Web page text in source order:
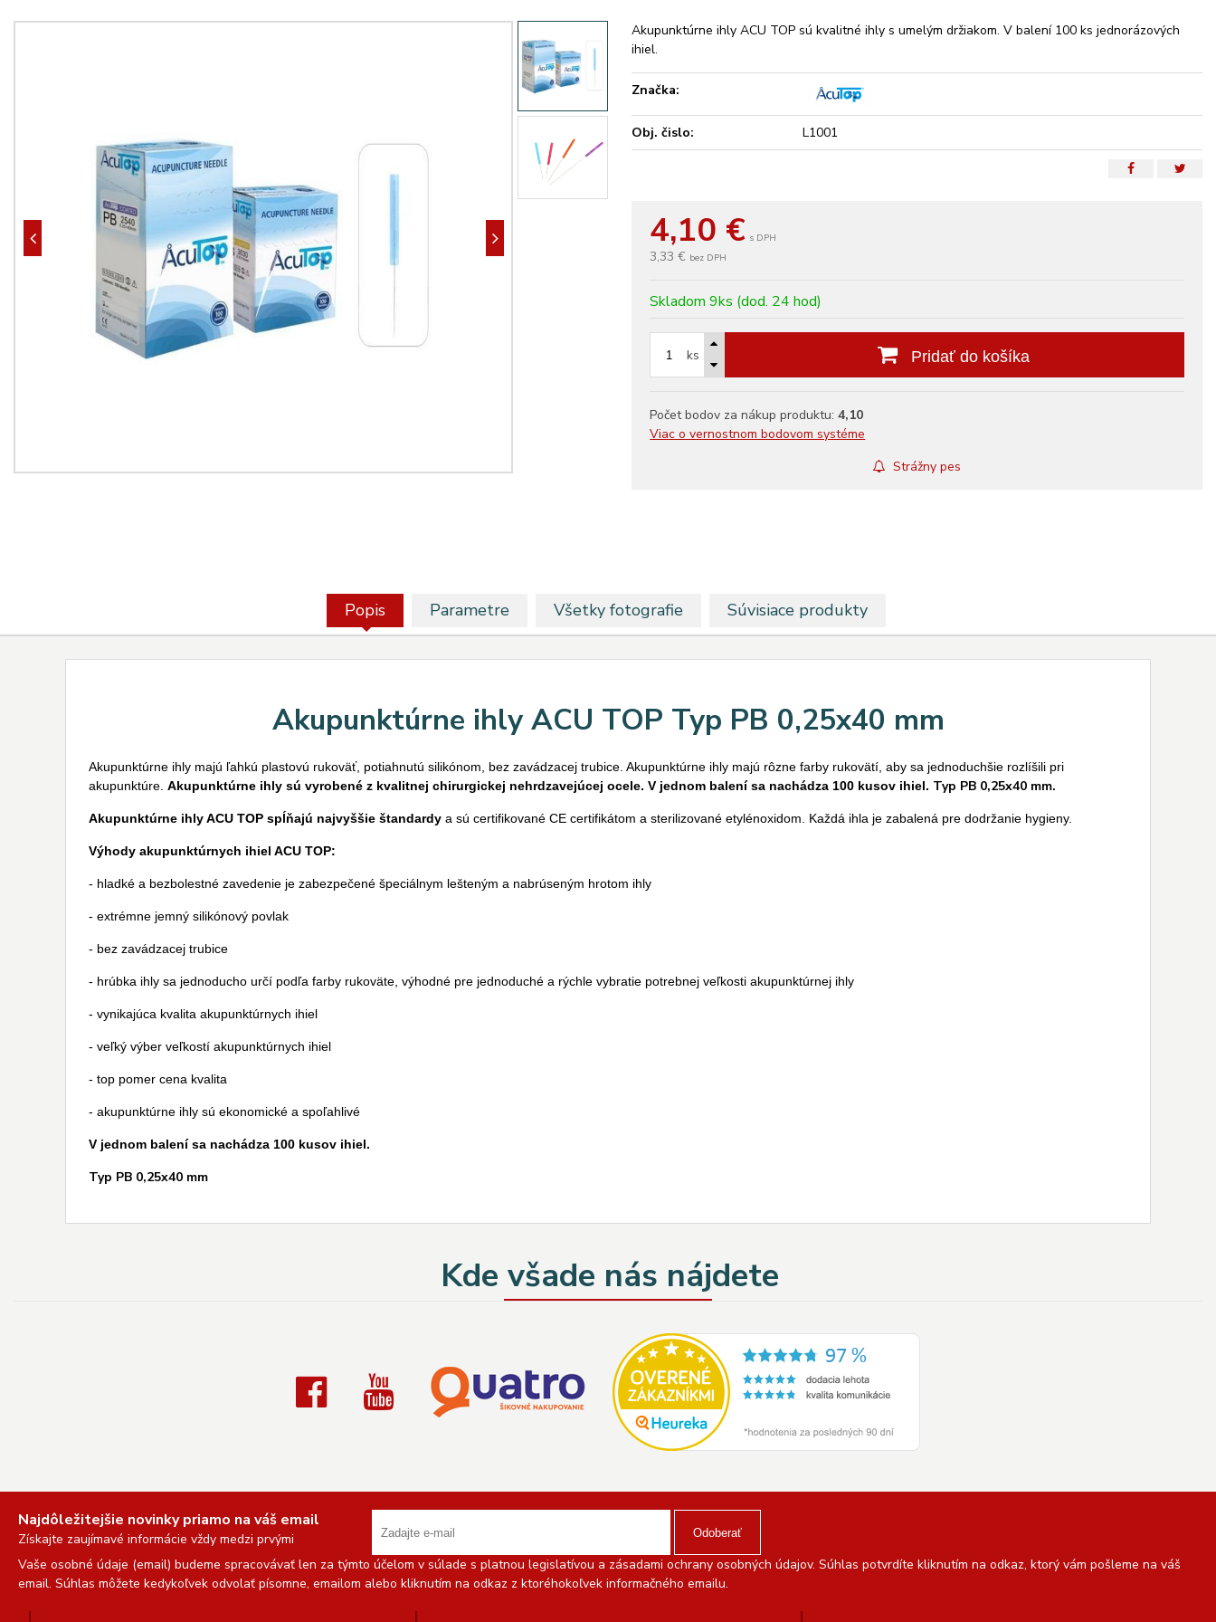
4,10 € s DPH
3,33 € bez DPH
Skladom 9ks (dod. 24 hod)
ks Pridať do košíka
Počet bodov za nákup produktu:4,10
Viac o vernostnom bodovom systéme
Strážny pes
Akupunktúrne ihly ACU TOP sú kvalitné ihly s umelým držiakom. V balení 100 ks jednorázových
ihiel.
Značka:
Obj. čislo: L1001
Popis Parametre Všetky fotografie Súvisiace produkty
Akupunktúrne ihly ACU TOP Typ PB 0,25x40 mm
Akupunktúrne ihly majú ľahkú plastovú rukoväť, potiahnutú silikónom, bez zavádzacej trubice. Akupunktúrne ihly majú rôzne farby rukovätí, aby sa jednoduchšie rozlíšili pri
akupunktúre. Akupunktúrne ihly sú vyrobené z kvalitnej chirurgickej nehrdzavejúcej ocele. V jednom balení sa nachádza 100 kusov ihiel. Typ PB 0,25x40 mm.
Akupunktúrne ihly ACU TOP spĺňajú najvyššie štandardy a sú certifikované CE certifikátom a sterilizované etylénoxidom. Každá ihla je zabalená pre dodržanie hygieny.
Výhody akupunktúrnych ihiel ACU TOP:
- hladké a bezbolestné zavedenie je zabezpečené špeciálnym lešteným a nabrúseným hrotom ihly
- extrémne jemný silikónový povlak
- bez zavádzacej trubice
- hrúbka ihly sa jednoducho určí podľa farby rukoväte, výhodné pre jednoduché a rýchle vybratie potrebnej veľkosti akupunktúrnej ihly
- vynikajúca kvalita akupunktúrnych ihiel
- veľký výber veľkostí akupunktúrnych ihiel
- top pomer cena kvalita
- akupunktúrne ihly sú ekonomické a spoľahlivé
V jednom balení sa nachádza 100 kusov ihiel.
Typ PB 0,25x40 mm
Kde všade nás nájdete
Najdôležitejšie novinky priamo na váš email
Získajte zaujímavé informácie vždy medzi prvými Odoberať
Vaše osobné údaje (email) budeme spracovávať len za týmto účelom v súlade s platnou legislatívou a zásadami ochrany osobných údajov. Súhlas potvrdíte kliknutím na odkaz, ktorý vám pošleme na váš
email. Súhlas môžete kedykoľvek odvolať písomne, emailom alebo kliknutím na odkaz z ktoréhokoľvek informačného emailu.